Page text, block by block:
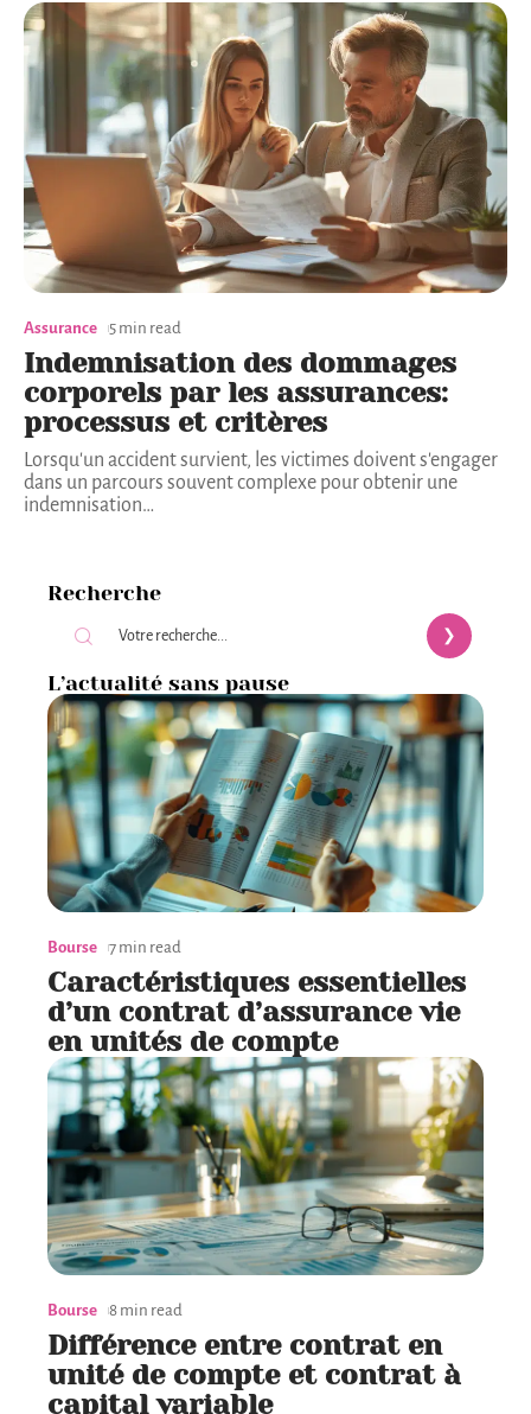
Assurance 5 min read
Indemnisation des dommages
corporels par les assurances:
processus et critères
Lorsqu'un accident survient, les victimes doivent s'engager
dans un parcours souvent complexe pour obtenir une
indemnisation…
Recherche
L’actualité sans pause
Bourse 7 min read
Caractéristiques essentielles
d’un contrat d’assurance vie
en unités de compte
Bourse 8 min read
Différence entre contrat en
unité de compte et contrat à
capital variable